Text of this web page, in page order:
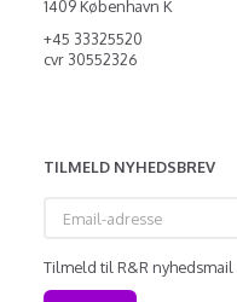
1409 København K
+45 33325520
cvr 30552326
TILMELD NYHEDSBREV
adresse
Tilmeld til R&R nyhedsmail